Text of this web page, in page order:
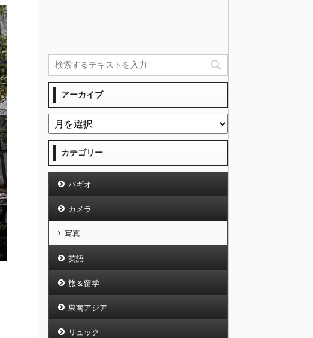
アーカイブ
カテゴリー
バギオ
カメラ
写真
英語
旅＆留学
東南アジア
リュック